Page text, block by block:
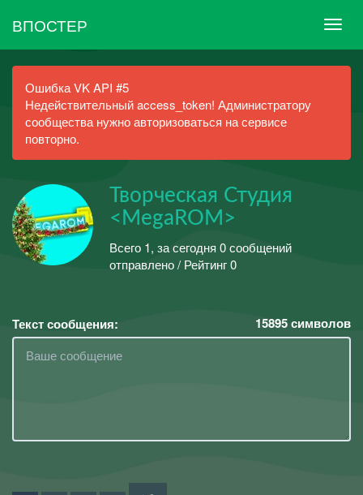
ВПОСТЕР
Ошибка VK API #5
Недействительный access_token! Администратору
сообщества нужно авторизоваться на сервисе
повторно.
Творческая Студия
<MegaROM>
Всего 1, за сегодня 0 сообщений
отправлено / Рейтинг 0
Текст сообщения: 15895символов